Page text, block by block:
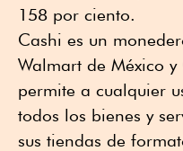
158 por ciento.
Cashi es un
Walmart de México
permite a cualquier
todos los bienes y
sus tiendas de